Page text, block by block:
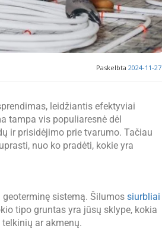
Paskelbta 2024-11-27
leidžiantis efektyviai
tampa vis populiaresnė dėl
ir prisidėjimo prie tvarumo. Tačiau
nuo ko pradėti, kokie yra
sistemą. Šilumos siurbliai
tipo gruntas yra jūsų sklype, kokia
ar akmenų.